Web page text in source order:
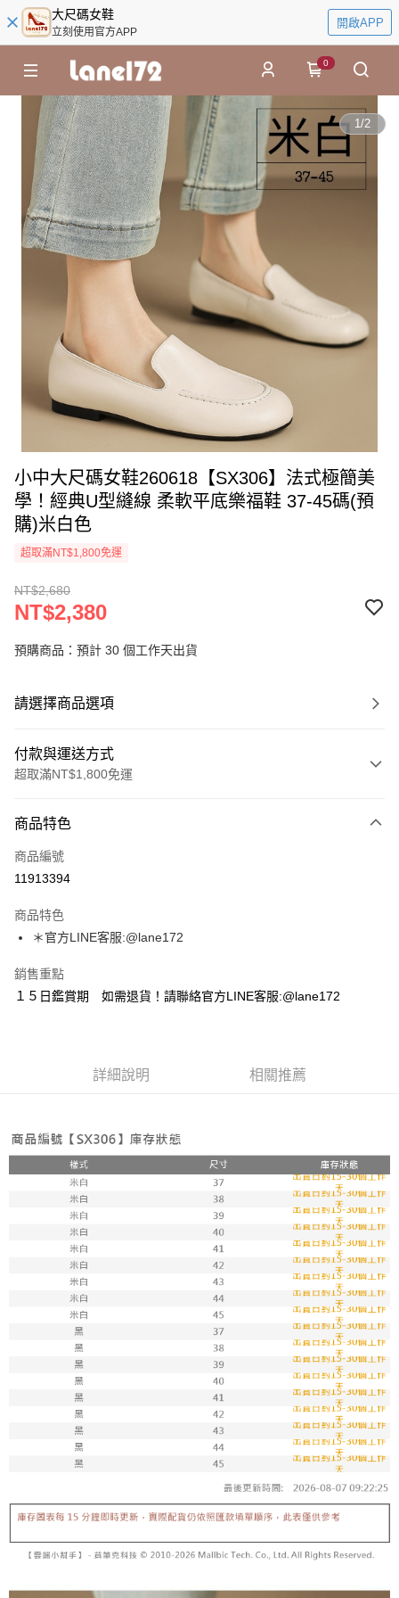
大尺碼女鞋
立刻使用官方APP
開啟APP
0
1/2
小中大尺碼女鞋260618【SX306】法式極簡美
學！經典U型縫線 柔軟平底樂福鞋 37-45碼(預
購)米白色
超取滿NT$1,800免運
NT$2,680
NT$2,380
預購商品：預計 30 個工作天出貨
請選擇商品選項
付款與運送方式
超取滿NT$1,800免運
信用卡一次付款
超商取貨付款
Apple Pay
街口支付
悠遊付
付款後全家取貨
每筆NT$100，滿NT$1,800(含以上)免運費
7-11取貨付款
每筆NT$100，滿NT$1,800(含以上)免運費
付款後711取貨
每筆NT$100，滿NT$1,800(含以上)免運費
每筆NT$150，滿NT$1,800(含以上)免運費
商品特色
商品編號
11913394
商品特色
＊官方LINE客服:@lane172
銷售重點
１５日鑑賞期 如需退貨！請聯絡官方LINE客服:@lane172
詳細說明 相關推薦